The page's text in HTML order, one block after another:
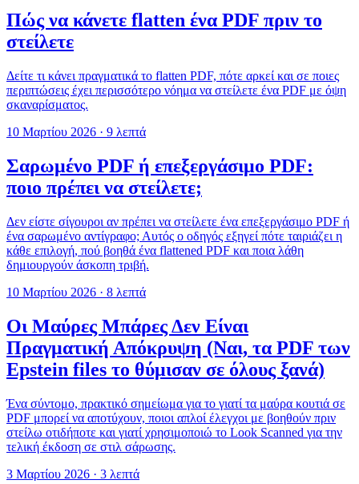
Πώς να κάνετε flatten ένα PDF πριν το
στείλετε
Δείτε τι κάνει πραγματικά το flatten PDF, πότε αρκεί και σε ποιες
περιπτώσεις έχει περισσότερο νόημα να στείλετε ένα PDF με όψη
σκαναρίσματος.
10 Μαρτίου 2026 · 9 λεπτά
Σαρωμένο PDF ή επεξεργάσιμο PDF:
ποιο πρέπει να στείλετε;
Δεν είστε σίγουροι αν πρέπει να στείλετε ένα επεξεργάσιμο PDF ή
ένα σαρωμένο αντίγραφο; Αυτός ο οδηγός εξηγεί πότε ταιριάζει η
κάθε επιλογή, πού βοηθά ένα flattened PDF και ποια λάθη
δημιουργούν άσκοπη τριβή.
10 Μαρτίου 2026 · 8 λεπτά
Οι Μαύρες Μπάρες Δεν Είναι
Πραγματική Απόκρυψη (Ναι, τα PDF των
Epstein files το θύμισαν σε όλους ξανά)
Ένα σύντομο, πρακτικό σημείωμα για το γιατί τα μαύρα κουτιά σε
PDF μπορεί να αποτύχουν, ποιοι απλοί έλεγχοι με βοηθούν πριν
στείλω οτιδήποτε και γιατί χρησιμοποιώ το Look Scanned για την
τελική έκδοση σε στιλ σάρωσης.
3 Μαρτίου 2026 · 3 λεπτά